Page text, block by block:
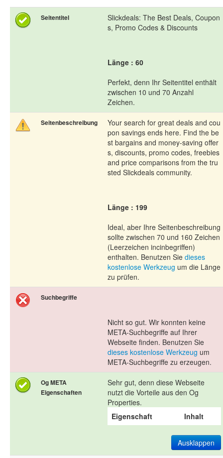
Seitentitel
Slickdeals: The Best Deals, Coupon
s, Promo Codes & Discounts
Länge : 60
Perfekt, denn Ihr Seitentitel enthält
zwischen 10 und 70 Anzahl
Zeichen.
Seitenbeschreibung
Your search for great deals and cou
pon savings ends here. Find the be
st bargains and money-saving offer
s, discounts, promo codes, freebies
and price comparisons from the tru
sted Slickdeals community.
Länge : 199
Ideal, aber Ihre Seitenbeschreibung
sollte zwischen 70 und 160 Zeichen
(Leerzeichen incinbegriffen)
enthalten. Benutzen Sie dieses
kostenlose Werkzeug um die Länge
zu prüfen.
Suchbegriffe
Nicht so gut. Wir konnten keine
META-Suchbegriffe auf Ihrer
Webseite finden. Benutzen Sie
dieses kostenlose Werkzeug um
META-Suchbegriffe zu erzeugen.
Og META
Eigenschaften
Sehr gut, denn diese Webseite
nutzt die Vorteile aus den Og
Properties.
Eigenschaft
Inhalt
Ausklappen